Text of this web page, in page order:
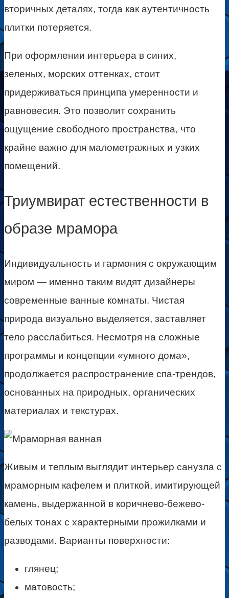
вторичных деталях, тогда как аутентичность
плитки потеряется.
При оформлении интерьера в синих,
зеленых, морских оттенках, стоит
придерживаться принципа умеренности и
равновесия. Это позволит сохранить
ощущение свободного пространства, что
крайне важно для малометражных и узких
помещений.
Триумвират естественности в
образе мрамора
Индивидуальность и гармония с окружающим
миром — именно таким видят дизайнеры
современные ванные комнаты. Чистая
природа визуально выделяется, заставляет
тело расслабиться. Несмотря на сложные
программы и концепции «умного дома»,
продолжается распространение спа-трендов,
основанных на природных, органических
материалах и текстурах.
Живым и теплым выглядит интерьер санузла с
мраморным кафелем и плиткой, имитирующей
камень, выдержанной в коричнево-бежево-
белых тонах с характерными прожилками и
разводами. Варианты поверхности:
глянец;
матовость;